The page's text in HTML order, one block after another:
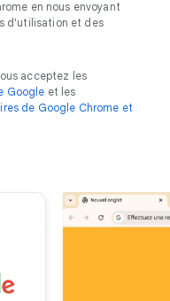
en nous envoyant
d'utilisation et des
acceptez les
Google et les
de Google Chrome et